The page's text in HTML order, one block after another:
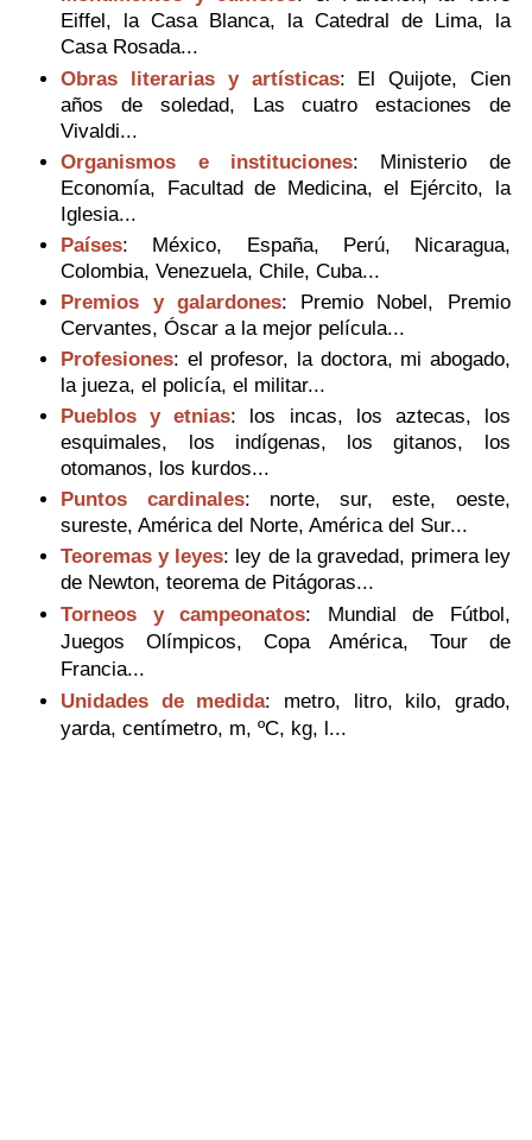
Eiffel, la Casa Blanca, la Catedral de Lima, la
Casa Rosada...
Obras literarias y artísticas: El Quijote, Cien
años de soledad, Las cuatro estaciones de
Vivaldi...
Organismos e instituciones: Ministerio de
Economía, Facultad de Medicina, el Ejército, la
Iglesia...
Países: México, España, Perú, Nicaragua,
Colombia, Venezuela, Chile, Cuba...
Premios y galardones: Premio Nobel, Premio
Cervantes, Óscar a la mejor película...
Profesiones: el profesor, la doctora, mi abogado,
la jueza, el policía, el militar...
Pueblos y etnias: los incas, los aztecas, los
esquimales, los indígenas, los gitanos, los
otomanos, los kurdos...
Puntos cardinales: norte, sur, este, oeste,
sureste, América del Norte, América del Sur...
Teoremas y leyes: ley de la gravedad, primera ley
de Newton, teorema de Pitágoras...
Torneos y campeonatos: Mundial de Fútbol,
Juegos Olímpicos, Copa América, Tour de
Francia...
Unidades de medida: metro, litro, kilo, grado,
yarda, centímetro, m, ºC, kg, l...